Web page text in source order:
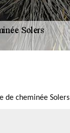
de cheminée Solers